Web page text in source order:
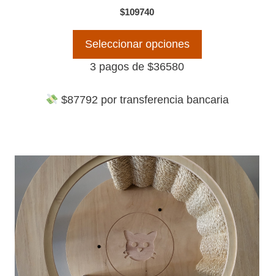
$109740
Seleccionar opciones
3 pagos de $36580
$87792 por transferencia bancaria